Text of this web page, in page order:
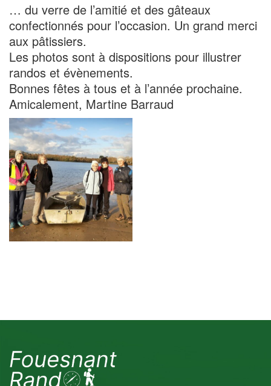
… du verre de l’amitié et des gâteaux
confectionnés pour l’occasion. Un grand merci
aux pâtissiers.
Les photos sont à dispositions pour illustrer
randos et évènements.
Bonnes fêtes à tous et à l’année prochaine.
Amicalement, Martine Barraud